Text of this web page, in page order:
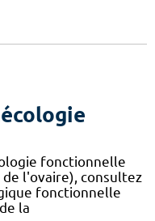
fonctionnelle
l'ovaire), consultez
fonctionnelle
la